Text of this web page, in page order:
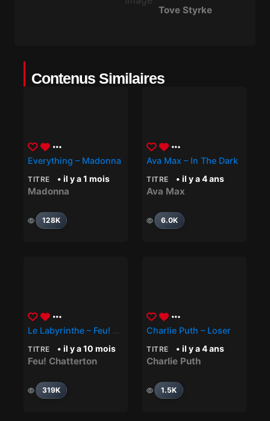
Tove Styrke
Contenus Similaires
Everything – Madonna
TITRE • il y a 1 mois
Madonna
128K
Ava Max – In The Dark
TITRE • il y a 4 ans
Ava Max
6.0K
Le Labyrinthe – Feu! Chatterton
TITRE • il y a 10 mois
Feu! Chatterton
319K
Charlie Puth – Loser
TITRE • il y a 4 ans
Charlie Puth
1.5K